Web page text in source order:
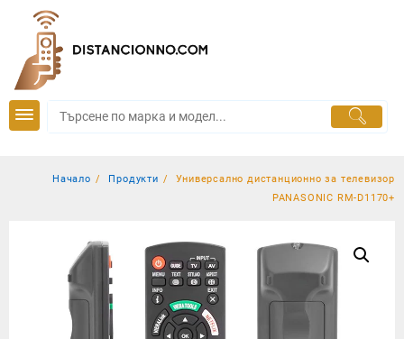
content
Начало Продукти
Универсално дистанционно за телевизор
PANASONIC RM-D1170+